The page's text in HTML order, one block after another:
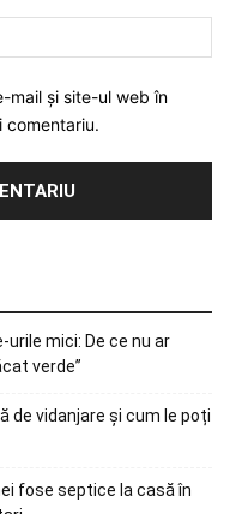
mail și site-ul web în
comentariu.
mici: De ce nu ar
verde”
de vidanjare și cum le poți
fose septice la casă în